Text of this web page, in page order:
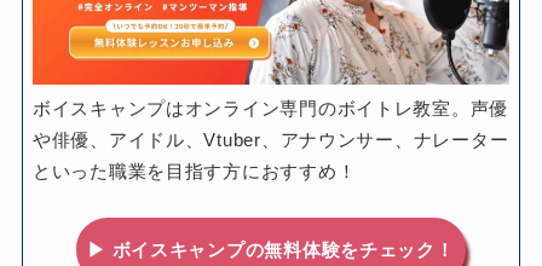
ボイスキャンプはオンライン専門のボイトレ教室。声優
や俳優、アイドル、Vtuber、アナウンサー、ナレーター
といった職業を目指す方におすすめ！
▶ ボイスキャンプの無料体験をチェック！